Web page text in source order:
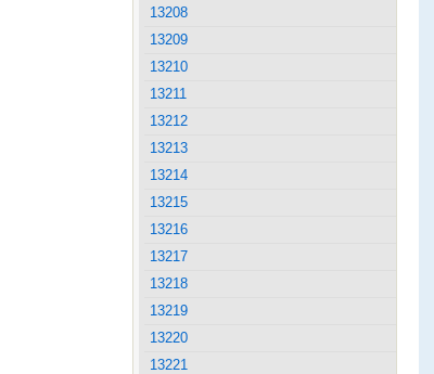
13208
13209
13210
13211
13212
13213
13214
13215
13216
13217
13218
13219
13220
13221